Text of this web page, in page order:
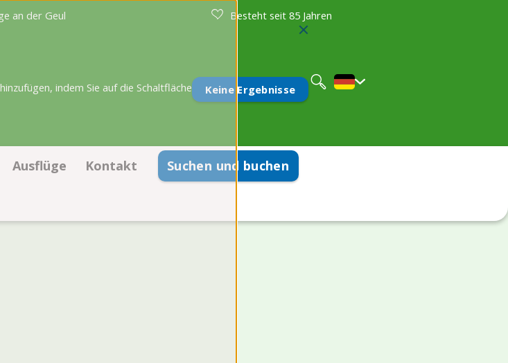
an der Geul Besteht seit 85 Jahren
Keine Ergebnisse
indem Sie auf die Schaltfläche
English
Ausflüge Kontakt Suchen und buchen